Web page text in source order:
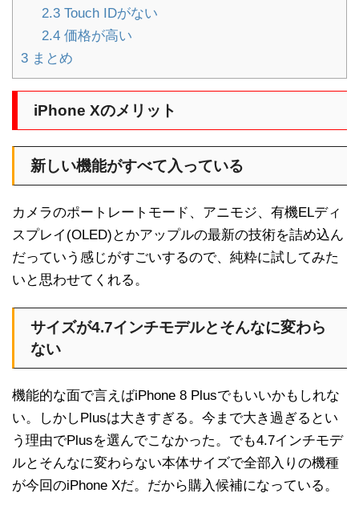
2.3Touch IDがない
2.4価格が高い
3 まとめ
iPhone Xのメリット
新しい機能がすべて入っている
カメラのポートレートモード、アニモジ、有機ELディ
スプレイ(OLED)とかアップルの最新の技術を詰め込ん
だっていう感じがすごいするので、純粋に試してみた
いと思わせてくれる。
サイズが4.7インチモデルとそんなに変わら
ない
機能的な面で言えばiPhone 8 Plusでもいいかもしれな
い。しかしPlusは大きすぎる。今まで大き過ぎるとい
う理由でPlusを選んでこなかった。でも4.7インチモデ
ルとそんなに変わらない本体サイズで全部入りの機種
が今回のiPhone Xだ。だから購入候補になっている。